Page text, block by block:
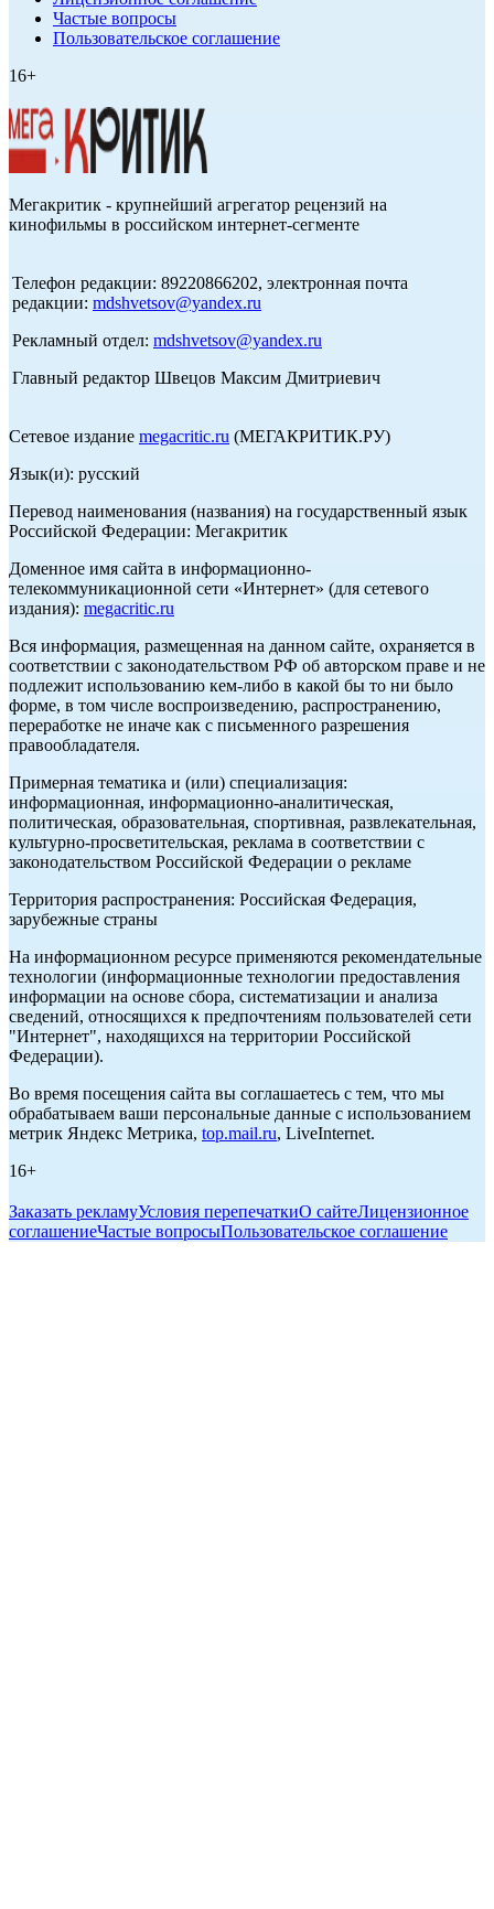
Частые вопросы
Пользовательское соглашение
16+
Мегакритик - крупнейший агрегатор рецензий на
кинофильмы в российском интернет-сегменте
Телефон редакции: 89220866202, электронная почта
редакции: mdshvetsov@yandex.ru
Рекламный отдел: mdshvetsov@yandex.ru
Главный редактор Швецов Максим Дмитриевич
Сетевое издание megacritic.ru (МЕГАКРИТИК.РУ)
Язык(и): русский
Перевод наименования (названия) на государственный язык
Российской Федерации: Мегакритик
Доменное имя сайта в информационно-
телекоммуникационной сети «Интернет» (для сетевого
издания): megacritic.ru
Вся информация, размещенная на данном сайте, охраняется в
соответствии с законодательством РФ об авторском праве и не
подлежит использованию кем-либо в какой бы то ни было
форме, в том числе воспроизведению, распространению,
переработке не иначе как с письменного разрешения
правообладателя.
Примерная тематика и (или) специализация:
информационная, информационно-аналитическая,
политическая, образовательная, спортивная, развлекательная,
культурно-просветительская, реклама в соответствии с
законодательством Российской Федерации о рекламе
Территория распространения: Российская Федерация,
зарубежные страны
На информационном ресурсе применяются рекомендательные
технологии (информационные технологии предоставления
информации на основе сбора, систематизации и анализа
сведений, относящихся к предпочтениям пользователей сети
"Интернет", находящихся на территории Российской
Федерации).
Во время посещения сайта вы соглашаетесь с тем, что мы
обрабатываем ваши персональные данные с использованием
метрик Яндекс Метрика, top.mail.ru, LiveInternet.
16+
Заказать рекламуУсловия перепечаткиО сайтеЛицензионное
соглашениеЧастые вопросыПользовательское соглашение